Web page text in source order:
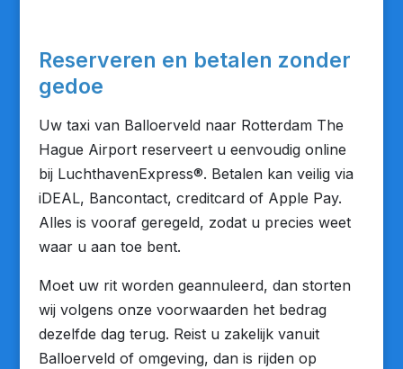
Reserveren en betalen zonder
gedoe
Uw taxi van Balloerveld naar Rotterdam The
Hague Airport reserveert u eenvoudig online
bij LuchthavenExpress®. Betalen kan veilig via
iDEAL, Bancontact, creditcard of Apple Pay.
Alles is vooraf geregeld, zodat u precies weet
waar u aan toe bent.
Moet uw rit worden geannuleerd, dan storten
wij volgens onze voorwaarden het bedrag
dezelfde dag terug. Reist u zakelijk vanuit
Balloerveld of omgeving, dan is rijden op